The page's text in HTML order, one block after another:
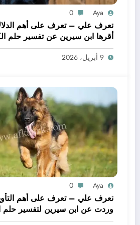
Aya
0
تعرف علي – تعرف على أهم
أقرها ابن سيرين عن تفسير حلم
لحم – بالتفصيل
9 أبريل، 2026
Aya
0
تعرف علي – تعرف على أهم
وردت عن ابن سيرين لتفسير
يدي – بالتفصيل